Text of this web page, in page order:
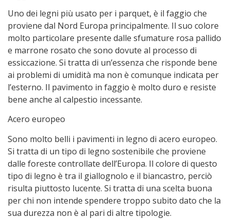
Uno dei legni più usato per i parquet, è il faggio che
proviene dal Nord Europa principalmente. Il suo colore
molto particolare presente dalle sfumature rosa pallido
e marrone rosato che sono dovute al processo di
essiccazione. Si tratta di un’essenza che risponde bene
ai problemi di umidità ma non è comunque indicata per
l’esterno. Il pavimento in faggio è molto duro e resiste
bene anche al calpestio incessante.
Acero europeo
Sono molto belli i pavimenti in legno di acero europeo.
Si tratta di un tipo di legno sostenibile che proviene
dalle foreste controllate dell’Europa. Il colore di questo
tipo di legno è tra il giallognolo e il biancastro, perciò
risulta piuttosto lucente. Si tratta di una scelta buona
per chi non intende spendere troppo subito dato che la
sua durezza non è al pari di altre tipologie.